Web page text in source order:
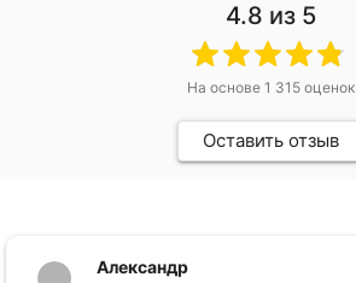
4.8 из 5
На основе 1 315оценок
Оставить отзыв
Александр
Компания BikePhuket предлагает
отличную возможность взять в аренду
позволит комфортно передвигаться и
посещать туристические места. Мы
выдаче, а также закрепление менеджера,